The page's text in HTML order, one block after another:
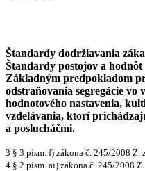
Štandardy dodržiavania
Štandardy postojov a hodnôt
Základným predpokladom
odstraňovania segregácie vo
hodnotového nastavenia,
vzdelávania, ktorí
a poslucháčmi.
3 § 3 písm. f) zákona č. 245/2008 Z.
4 § 2 písm. ai) zákona č. 245/2008